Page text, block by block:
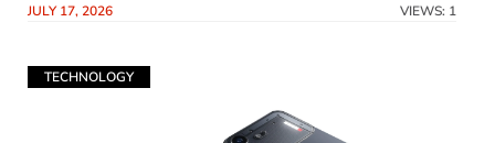
वितरण एवं विभागीय प्रगति की विस्तृत समीक्षा
JULY 17, 2026 VIEWS: 1
TECHNOLOGY